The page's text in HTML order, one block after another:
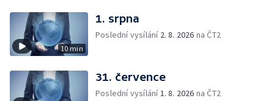
10 min
1. srpna
Poslední vysílání 2. 8. 2026 na ČT2
31. července
Poslední vysílání1. 8. 2026 na ČT2